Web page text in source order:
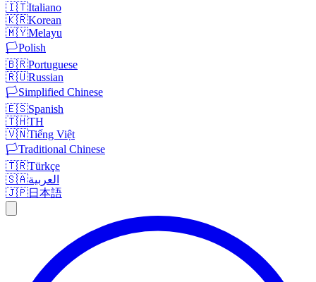
🇮🇹Italiano
🇰🇷Korean
🇲🇾Melayu
🏳️Polish
🇧🇷Portuguese
🇷🇺Russian
🏳️Simplified Chinese
🇪🇸Spanish
🇹🇭TH
🇻🇳Tiếng Việt
🏳️Traditional Chinese
🇹🇷Türkçe
🇸🇦العربية
🇯🇵日本語